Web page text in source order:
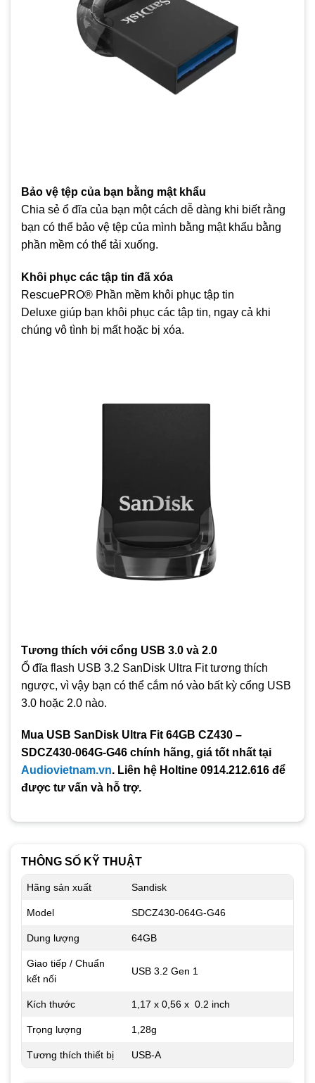
Bảo vệ tệp của bạn bằng mật khẩu
Chia sẻ ổ đĩa của bạn một cách dễ dàng khi biết rằng
bạn có thể bảo vệ tệp của mình bằng mật khẩu bằng
phần mềm có thể tải xuống.
Khôi phục các tập tin đã xóa
RescuePRO® Phần mềm khôi phục tập tin
Deluxe giúp bạn khôi phục các tập tin, ngay cả khi
chúng vô tình bị mất hoặc bị xóa.
Tương thích với cổng USB 3.0 và 2.0
Ổ đĩa flash USB 3.2 SanDisk Ultra Fit tương thích
ngược, vì vậy bạn có thể cắm nó vào bất kỳ cổng USB
3.0 hoặc 2.0 nào.
Mua USB SanDisk Ultra Fit 64GB CZ430 –
SDCZ430-064G-G46 chính hãng, giá tốt nhất tại
Audiovietnam.vn. Liên hệ Holtine 0914.212.616 để
được tư vấn và hỗ trợ.
THÔNG SỐ KỸ THUẬT
Hãng sản xuất Sandisk
Model SDCZ430-064G-G46
Dung lượng 64GB
Giao tiếp / Chuẩn
kết nối
USB 3.2 Gen 1
Kích thước 1,17 x 0,56 x 0.2 inch
Trọng lượng 1,28g
Tương thích thiết bị USB-A